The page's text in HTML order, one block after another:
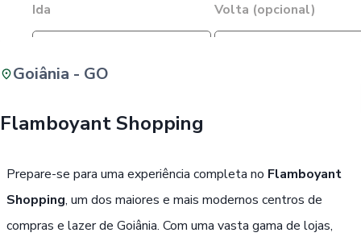
Ida Volta (opcional)
Goiânia - GO
Flamboyant Shopping
Prepare-se para uma experiência completa no Flamboyant
Shopping, um dos maiores e mais modernos centros de
compras e lazer de Goiânia. Com uma vasta gama de lojas,